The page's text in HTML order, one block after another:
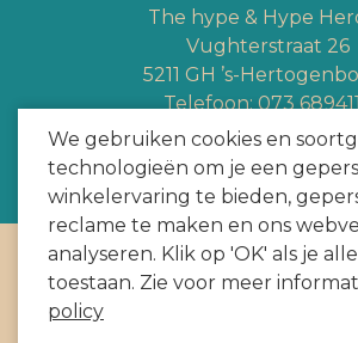
We gebruiken cookies en
technologieën om je een
winkelervaring te bieden,
reclame te maken en ons
analyseren. Klik op 'OK' als je
toestaan. Zie voor meer
policy
The hype & Hype
Vughterstraat 26
5211 GH ’s-
Telefoon:073
Whatsapp:
Copyright2026door HYPE HEROES. Alle